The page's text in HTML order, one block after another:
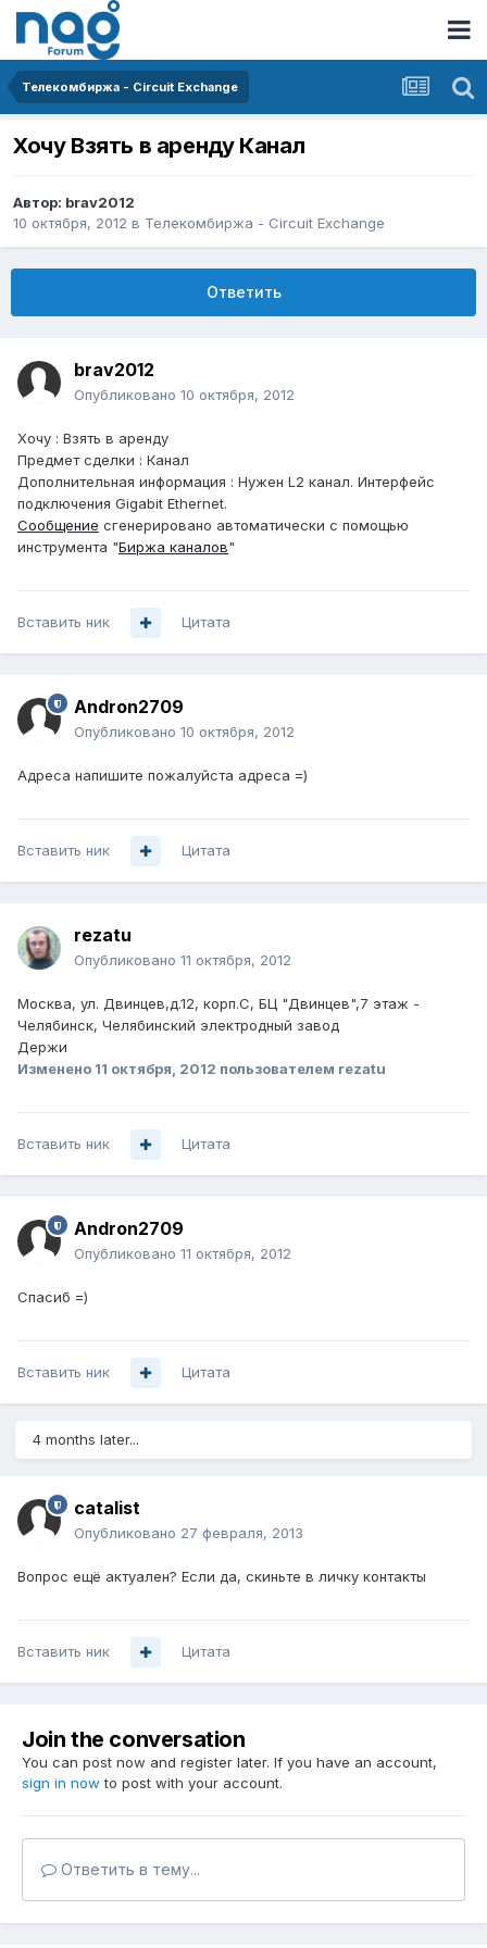
Телекомбиржа - Circuit Exchange
Хочу Взять в аренду Канал
Автор: brav2012
10 октября, 2012 в Телекомбиржа - Circuit Exchange
Ответить
brav2012
Опубликовано 10 октября, 2012
Хочу : Взять в аренду
Предмет сделки : Канал
Дополнительная информация : Нужен L2 канал. Интерфейс
подключения Gigabit Ethernet.
Сообщение сгенерировано автоматически с помощью
инструмента "Биржа каналов"
Вставить ник Цитата
Andron2709
Опубликовано 10 октября, 2012
Адреса напишите пожалуйста адреса =)
Вставить ник Цитата
rezatu
Опубликовано 11 октября, 2012
Москва, ул. Двинцев,д.12, корп.С, БЦ "Двинцев",7 этаж -
Челябинск, Челябинский электродный завод
Держи
Изменено 11 октября, 2012 пользователем rezatu
Вставить ник Цитата
Andron2709
Опубликовано 11 октября, 2012
Спасиб =)
Вставить ник Цитата
4 months later...
catalist
Опубликовано 27 февраля, 2013
Вопрос ещё актуален? Если да, скиньте в личку контакты
Вставить ник Цитата
Join the conversation
You can post now and register later. If you have an account,
sign in now to post with your account.
Ответить в тему...